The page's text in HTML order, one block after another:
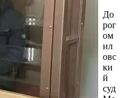
До
рог
ом
ил
овс
ки
й
суд